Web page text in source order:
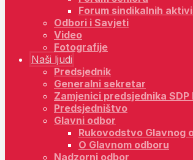
Forum sindikalnih
Odbori i Savjeti
Video
Fotografije
Naši ljudi
Predsjednik
Generalni sekretar
Zamjenici predsjednika SDP
Predsjedništvo
Glavni odbor
Rukovodstvo Glavnog
O Glavnom odboru
Nadzorni odbor